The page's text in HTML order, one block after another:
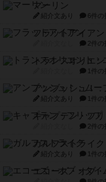
マーリン
紹介文あり 6件の
フラットアイアン
2件の
トランスオリエ
1件の
アンブッシュ！：
紹介文あり 1件の
キャプテン・フ
2件の
ガルフストライク
紹介文あり 1件の
エコーズ・オブ・